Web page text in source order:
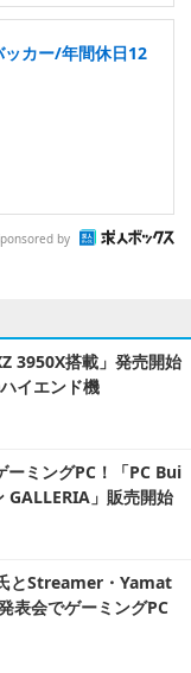
ッカー/年間休日12
by
3950X搭載」発売開始
イエンド機
ーミングPC！「PC Bui
」販売開始
とStreamer・Yamat
表会でゲーミングPC